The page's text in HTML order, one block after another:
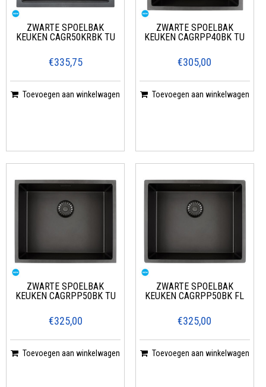
ZWARTE SPOELBAK
KEUKEN CAGR50KRBK TU
€335,75
Toevoegen aan winkelwagen
ZWARTE SPOELBAK
KEUKEN CAGRPP40BK TU
€305,00
Toevoegen aan winkelwagen
ZWARTE SPOELBAK
KEUKEN CAGRPP50BK TU
€325,00
Toevoegen aan winkelwagen
ZWARTE SPOELBAK
KEUKEN CAGRPP50BK FL
€325,00
Toevoegen aan winkelwagen